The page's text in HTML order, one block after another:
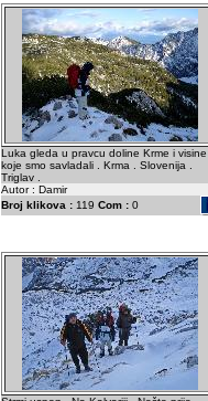
Luka gleda u pravcu doline Krme i visine
koje smo savladali . Krma . Slovenija .
Triglav .
Autor : Damir
Broj klikova :119 Com :0